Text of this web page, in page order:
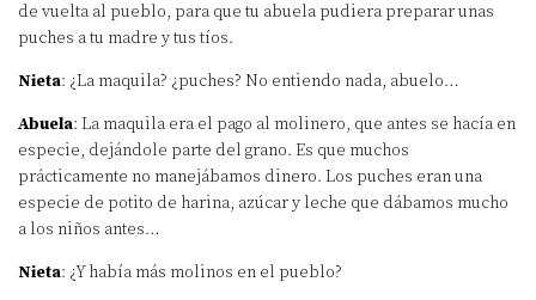
de vuelta al pueblo, para que tu abuela pudiera preparar unas
puches a tu madre y tus tíos.
Nieta: ¿La maquila? ¿puches? No entiendo nada, abuelo…
Abuela: La maquila era el pago al molinero, que antes se hacía en
especie, dejándole parte del grano. Es que muchos
prácticamente no manejábamos dinero. Los puches eran una
especie de potito de harina, azúcar y leche que dábamos mucho
a los niños antes…
Nieta: ¿Y había más molinos en el pueblo?